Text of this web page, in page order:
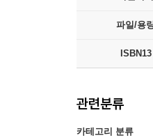
파일/용
ISBN13
관련분류
카테고리 분류